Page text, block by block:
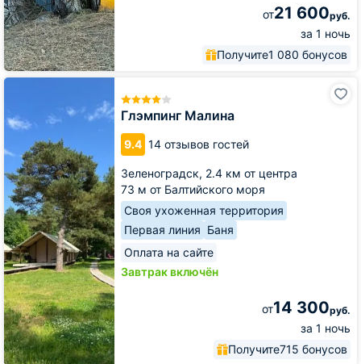
от21 600руб.
за 1 ночь
Получите1 080 бонусов
Глэмпинг Малина
9.4 14 отзывов гостей
Зеленоградск, 2.4 км от центра
73 м от Балтийского моря
Своя ухоженная территория
Первая линия Баня
Оплата на сайте
Завтрак включён
от14 300руб.
за 1 ночь
Получите715 бонусов
Глэмпинг